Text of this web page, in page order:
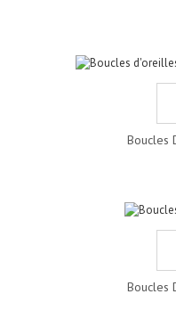
Boucles
Boucles